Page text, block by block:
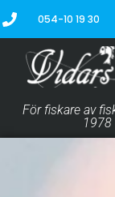
054-10 19 30
För fiskare av
1978